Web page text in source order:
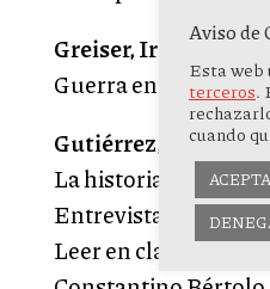
Greiser, Irene
Guerra entre los
Gutiérrez, Julia
La historia del
Entrevista a Juan
Leer en clave
Aviso de
Esta web
terceros.
cuando